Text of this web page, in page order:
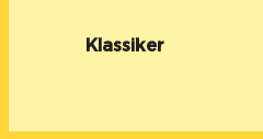
Klassiker